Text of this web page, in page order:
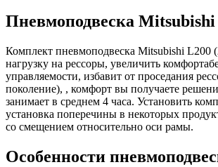
Пневмоподвеска Mitsubishi
Комплект пневмоподвеска Mitsubishi L200
нагрузку на рессоры, увеличить
управляемости, избавит от проседания
поколение), , комфорт вы получаете
занимает в среднем 4 часа. Установить
установка поперечины в некоторых
со смещением относительно оси рамы.
Особенности